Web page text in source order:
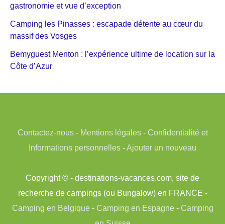
gastronomie et vue d’exception
Camping les Pinasses : escapade détente au cœur du
massif des Vosges
Bemyguest Menton : l’expérience ultime de location sur la
Côte d’Azur
Contactez-nous- Mentions légales- Confidentialité et
Informations personnelles -Ajouter un nouveau
Copyright © - destinations-vacances.com, site de
recherche de campings (ou Bungalow) en FRANCE -
Camping en Belgique- Camping en Espagne- Camping